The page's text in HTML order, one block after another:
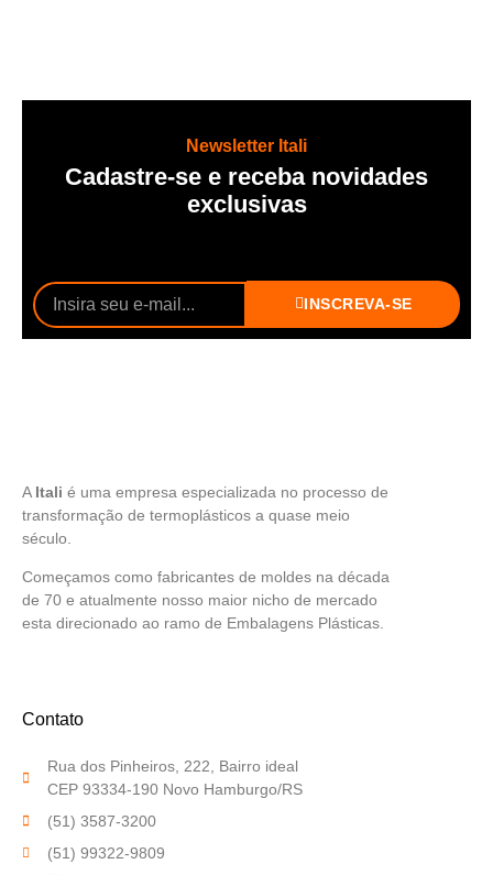
Newsletter Itali
Cadastre-se e receba novidades
exclusivas
INSCREVA-SE
A Itali é uma empresa especializada no processo de
transformação de termoplásticos a quase meio
século.
Começamos como fabricantes de moldes na década
de 70 e atualmente nosso maior nicho de mercado
esta direcionado ao ramo de Embalagens Plásticas.
Contato
Rua dos Pinheiros, 222, Bairro ideal
CEP 93334-190 Novo Hamburgo/RS
(51) 3587-3200
(51) 99322-9809